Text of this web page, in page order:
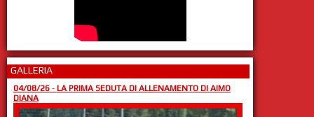
GALLERIA
04/08/26- LA PRIMA SEDUTA DI ALLENAMENTO DI AIMO
DIANA